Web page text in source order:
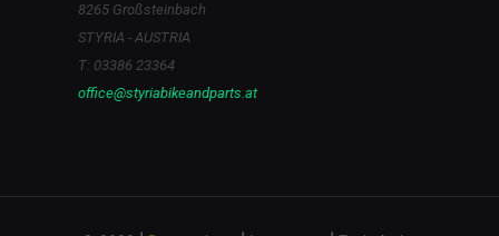
8265 Großsteinbach
STYRIA - AUSTRIA
T: 03386 23364
office@styriabikeandparts.at